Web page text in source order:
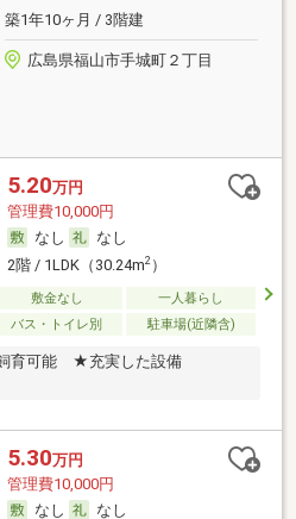
築1年10ヶ月 / 3階建
広島県福山市手城町２丁目
5.20万円
管理費10,000円
なし
なし
2階 / 1LDK（30.24m2）
敷金なし
一人暮らし
バス・トイレ別 駐車場(近隣含)
可能 ★充実した設備
5.30万円
管理費10,000円
なし
なし